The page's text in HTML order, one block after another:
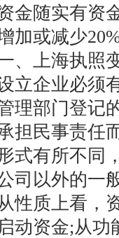
金随实有资
加或减少
、上海执照
立企业必须
理部门登记
担民事责任
式有所不同
司以外的一
性质上看，
动资金;从功